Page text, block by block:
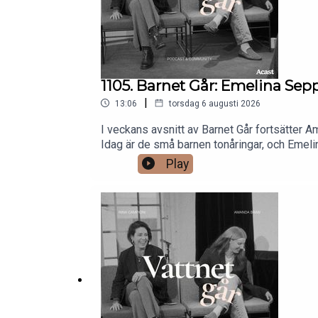
1105. Barnet Går: Emelina
13:06 | torsdag 6 augusti 2026
I veckans avsnitt av Barnet Går fortsätter
Idag är de små barnen tonåringar, och
hudvård, sociala medier och tonårsliv. Vi
tillbaka på den tiden med stolthet. Emelina
dialog hemma kring allt från pubertet och
stora och små frågor. Ett varmt och ärligt
att barnen blir äldre.Du hittar Emelina
föräldraskap, tvåbarnsmamma, pubertet,
föräldraledighet, mammapodd
Play